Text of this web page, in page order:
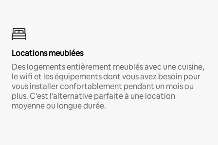
Locations meublées
Des logements entièrement meublés avec une cuisine,
le wifi et les équipements dont vous avez besoin pour
vous installer confortablement pendant un mois ou
plus. C'est l'alternative parfaite à une location
moyenne ou longue durée.